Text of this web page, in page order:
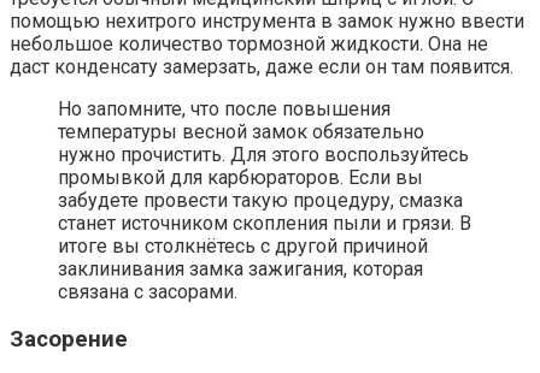
помощью нехитрого инструмента в замок нужно ввести
небольшое количество тормозной жидкости. Она не
даст конденсату замерзать, даже если он там появится.
Но запомните, что после повышения
температуры весной замок обязательно
нужно прочистить. Для этого воспользуйтесь
промывкой для карбюраторов. Если вы
забудете провести такую процедуру, смазка
станет источником скопления пыли и грязи. В
итоге вы столкнётесь с другой причиной
заклинивания замка зажигания, которая
связана с засорами.
Засорение